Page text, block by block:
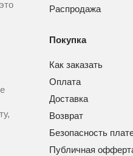
Распродажа
Покупка
Как заказать
Оплата
Доставка
Возврат
Безопасность
Публичная